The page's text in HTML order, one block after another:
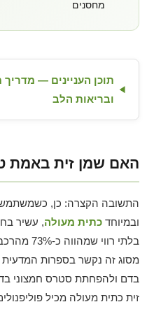
מחסנים
תוכן העניינים —
ובריאות הלב
האם שמן זית באמת
התשובה הקצרה: כן,
ובמיוחד כתית מעולה, עשיר
בלתי רווי
מסוג זה נקשר בספרות המדעית
בדם ולהפחתת סטרס חמצוני
זית כתית מעולה מכיל